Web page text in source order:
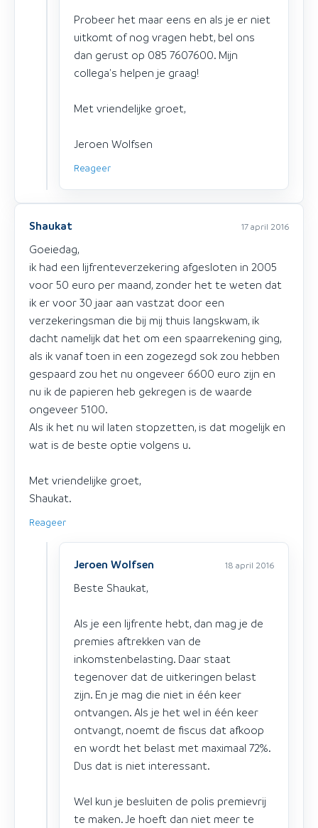
Probeer het maar eens en als je er niet
uitkomt of nog vragen hebt, bel ons
dan gerust op 085 7607600. Mijn
collega's helpen je graag!
Met vriendelijke groet,
Jeroen Wolfsen
Reageer
Shaukat 17 april 2016
Goeiedag,
ik had een lijfrenteverzekering afgesloten in 2005
voor 50 euro per maand, zonder het te weten dat
ik er voor 30 jaar aan vastzat door een
verzekeringsman die bij mij thuis langskwam, ik
dacht namelijk dat het om een spaarrekening ging,
als ik vanaf toen in een zogezegd sok zou hebben
gespaard zou het nu ongeveer 6600 euro zijn en
nu ik de papieren heb gekregen is de waarde
ongeveer 5100.
Als ik het nu wil laten stopzetten, is dat mogelijk en
wat is de beste optie volgens u.
Met vriendelijke groet,
Shaukat.
Reageer
Jeroen Wolfsen 18 april 2016
Beste Shaukat,
Als je een lijfrente hebt, dan mag je de
premies aftrekken van de
inkomstenbelasting. Daar staat
tegenover dat de uitkeringen belast
zijn. En je mag die niet in één keer
ontvangen. Als je het wel in één keer
ontvangt, noemt de fiscus dat afkoop
en wordt het belast met maximaal 72%.
Dus dat is niet interessant.
Wel kun je besluiten de polis premievrij
te maken. Je hoeft dan niet meer te